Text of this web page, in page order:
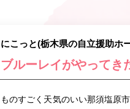
にこっと(栃木県の自立援助ホ
ブルーレイがやってき
ものすごく天気のいい那須塩原